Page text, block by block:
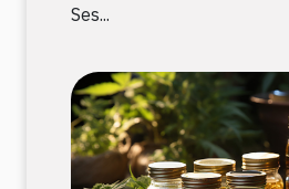
Ses...